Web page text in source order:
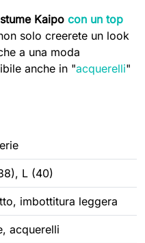
Kaipo con un top
solo creerete un look
a una moda
anche in "acquerelli"
L (40)
imbottitura leggera
acquerelli